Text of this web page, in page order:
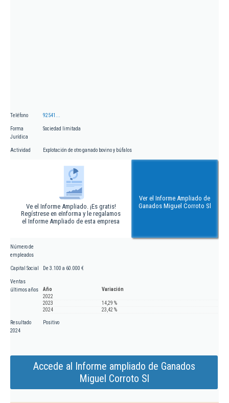
Teléfono 92541...
Forma
Jurídica
Sociedad limitada
Actividad Explotación de otro ganado bovino y búfalos
Ve el Informe Ampliado. ¡Es gratis!
Regístrese en eInforma y le regalamos
el Informe Ampliado de esta empresa
Ver el Informe Ampliado de
Ganados Miguel Corroto Sl
Número de
empleados
Capital Social De 3.100 a 60.000 €
Ventas
últimos años
Año
Variación
2022
2023
14,29 %
2024
23,42 %
Resultado
2024
Positivo
Accede al Informe ampliado de Ganados
Miguel Corroto Sl